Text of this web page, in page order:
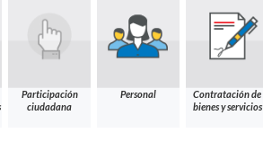
Participación
ciudadana
Personal
Contratación de
bienes y servicios